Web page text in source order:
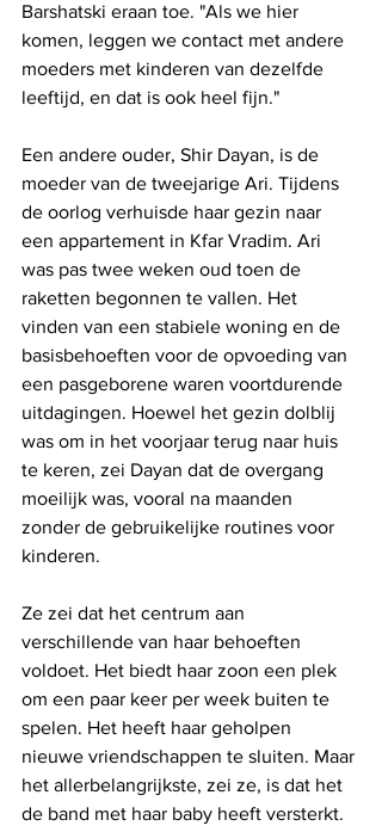
Barshatski eraan toe. "Als we hier
komen, leggen we contact met andere
moeders met kinderen van dezelfde
leeftijd, en dat is ook heel fijn."
Een andere ouder, Shir Dayan, is de
moeder van de tweejarige Ari. Tijdens
de oorlog verhuisde haar gezin naar
een appartement in Kfar Vradim. Ari
was pas twee weken oud toen de
raketten begonnen te vallen. Het
vinden van een stabiele woning en de
basisbehoeften voor de opvoeding van
een pasgeborene waren voortdurende
uitdagingen. Hoewel het gezin dolblij
was om in het voorjaar terug naar huis
te keren, zei Dayan dat de overgang
moeilijk was, vooral na maanden
zonder de gebruikelijke routines voor
kinderen.
Ze zei dat het centrum aan
verschillende van haar behoeften
voldoet. Het biedt haar zoon een plek
om een ​​paar keer per week buiten te
spelen. Het heeft haar geholpen
nieuwe vriendschappen te sluiten. Maar
het allerbelangrijkste, zei ze, is dat het
de band met haar baby heeft versterkt.